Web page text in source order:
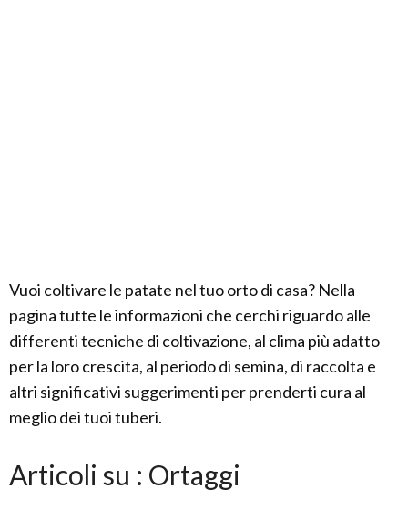
Vuoi coltivare le patate nel tuo orto di casa? Nella
pagina tutte le informazioni che cerchi riguardo alle
differenti tecniche di coltivazione, al clima più adatto
per la loro crescita, al periodo di semina, di raccolta e
altri significativi suggerimenti per prenderti cura al
meglio dei tuoi tuberi.
Articoli su : Ortaggi